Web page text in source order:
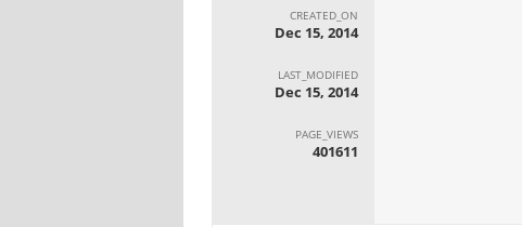
CREATED_ON
Dec 15, 2014
LAST_MODIFIED
Dec 15, 2014
PAGE_VIEWS
401611